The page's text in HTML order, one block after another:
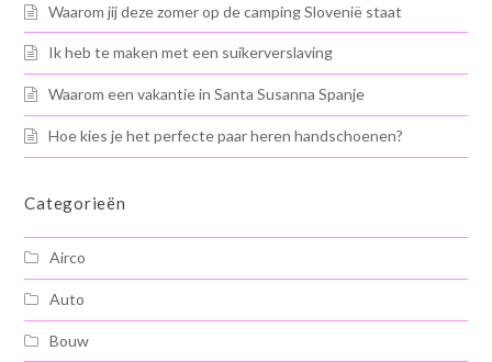
Waarom jij deze zomer op de camping Slovenië staat
Ik heb te maken met een suikerverslaving
Waarom een vakantie in Santa Susanna Spanje
Hoe kies je het perfecte paar heren handschoenen?
Categorieën
Airco
Auto
Bouw